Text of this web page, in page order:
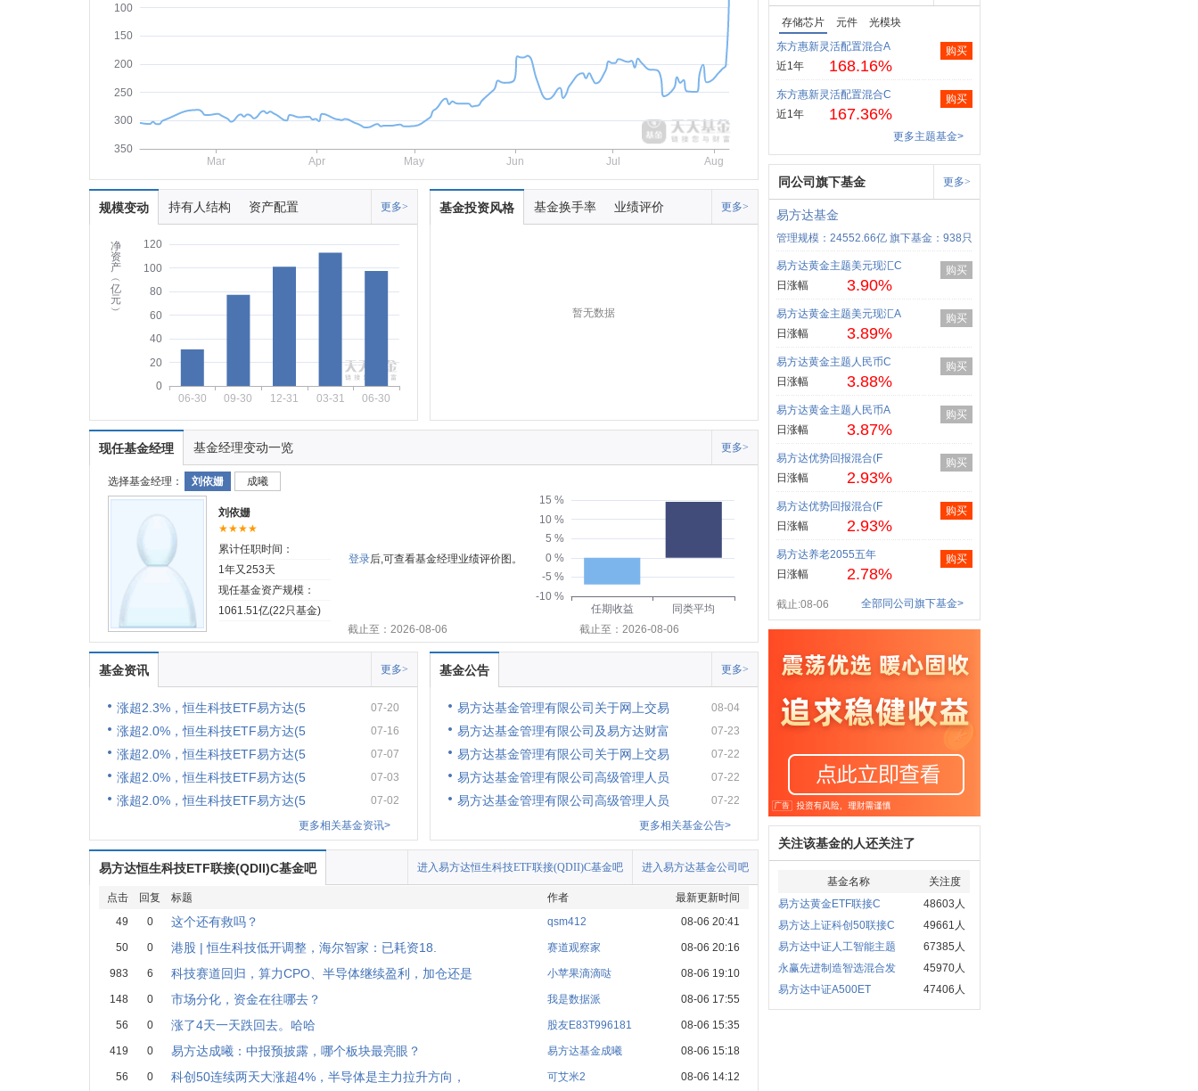
100
150
200
250
300
350
Mar
Apr May Jun Jul Aug
规模变动 持有人结构 资产配置 更多>
净
资
产
︵
亿
元
︶
0
20
40
60
80
100
120
06-30 09-30 12-31 03-31 06-30
基金投资风格 基金换手率 业绩评价 更多>
暂无数据
现任基金经理 基金经理变动一览 更多>
选择基金经理： 刘依姗 成曦
刘依姗
★★★★
累计任职时间：
1年又253天
现任基金资产规模：
1061.51亿(22只基金)
登录后,可查看基金经理业绩评价图。
-10 %
-5 %
0 %
5 %
10 %
15 %
任期收益
同类平均
截止至：2026-08-06
截止至：2026-08-06
基金资讯 更多>
涨超2.3%，恒生科技ETF易方达(5 07-20
涨超2.0%，恒生科技ETF易方达(5 07-16
涨超2.0%，恒生科技ETF易方达(5 07-07
涨超2.0%，恒生科技ETF易方达(5 07-03
涨超2.0%，恒生科技ETF易方达(5
07-02
更多相关基金资讯>
基金公告 更多>
易方达基金管理有限公司关于网上交易 08-04
易方达基金管理有限公司及易方达财富 07-23
易方达基金管理有限公司关于网上交易 07-22
易方达基金管理有限公司高级管理人员 07-22
易方达基金管理有限公司高级管理人员
07-22
更多相关基金公告>
易方达恒生科技ETF联接(QDII)C基金吧 进入易方达基金公司吧
进入易方达恒生科技ETF联接(QDII)C基金吧
点击 回复 标题 作者
最新更新时间
49
0 这个还有救吗？ qsm412 08-06 20:41
50 0 港股 | 恒生科技低开调整，海尔智家：已耗资18. 赛道观察家 08-06 20:16
983 6 科技赛道回归，算力CPO、半导体继续盈利，加仓还是 小苹果滴滴哒 08-06 19:10
148 0 市场分化，资金在往哪去？ 我是数据派 08-06 17:55
56 0 涨了4天一天跌回去。哈哈 股友E83T996181 08-06 15:35
419 0 易方达成曦：中报预披露，哪个板块最亮眼？ 易方达基金成曦 08-06 15:18
56 0 科创50连续两天大涨超4%，半导体是主力拉升方向， 可艾米2 08-06 14:12
存储芯片 元件
光模块
东方惠新灵活配置混合A
近1年
168.16%
购买
东方惠新灵活配置混合C
近1年
167.36%
购买
更多主题基金>
同公司旗下基金 更多>
易方达基金
管理规模：24552.66亿 旗下基金：938只
易方达黄金主题美元现汇C
日涨幅
3.90%
购买
易方达黄金主题美元现汇A
日涨幅
3.89%
购买
易方达黄金主题人民币C
日涨幅
3.88%
购买
易方达黄金主题人民币A
日涨幅
3.87%
购买
易方达优势回报混合(F
日涨幅
2.93%
购买
易方达优势回报混合(F
日涨幅
2.93%
购买
易方达养老2055五年
日涨幅
2.78%
购买
截止:08-06 全部同公司旗下基金>
关注该基金的人还关注了
基金名称
关注度
易方达黄金ETF联接C
48603人
易方达上证科创50联接C
49661人
易方达中证人工智能主题
67385人
永赢先进制造智选混合发
45970人
易方达中证A500ET
47406人